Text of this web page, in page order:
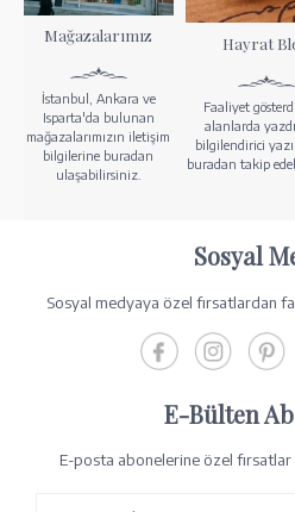
Mağazalarımız
İstanbul, Ankara ve
Isparta'da bulunan
mağazalarımızın iletişim
bilgilerine buradan
ulaşabilirsiniz.
Hayrat
Faaliyet
alanlarda
bilgilendirici
buradan takip
Sosyal
Sosyal medyaya özel fırsatlardan
E-Bülten
E-posta abonelerine özel